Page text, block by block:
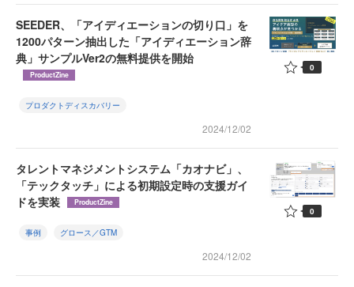
SEEDER、「アイディエーションの切り口」を
1200パターン抽出した「アイディエーション辞
典」サンプルVer2の無料提供を開始
ProductZine
プロダクトディスカバリー
2024/12/02
0
タレントマネジメントシステム「カオナビ」、
「テックタッチ」による初期設定時の支援ガイ
ドを実装
ProductZine
事例 グロース／GTM
2024/12/02
0